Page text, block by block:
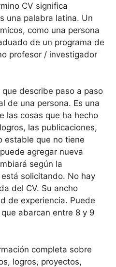
CV significa
una palabra latina. Un
como una persona
de un programa de
profesor / investigador
describe paso a paso
de una persona. Es una
las cosas que ha hecho
las publicaciones,
estable que no tiene
agregar nueva
según la
solicitando. No hay
del CV. Su ancho
de experiencia. Puede
abarcan entre 8 y 9
completa sobre
logros, proyectos,